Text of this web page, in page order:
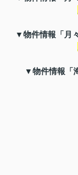
▼物件情報「月
▼物件情報「